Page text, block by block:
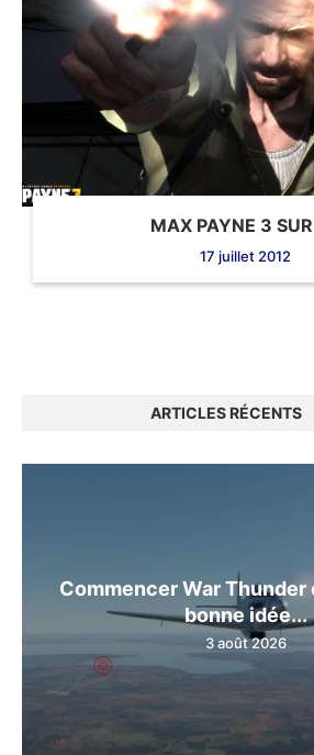
MAX PAYNE 3
17 juillet 2012
ARTICLES RÉCENTS
Commencer War Thunder
bonne idée...
3 août 2026